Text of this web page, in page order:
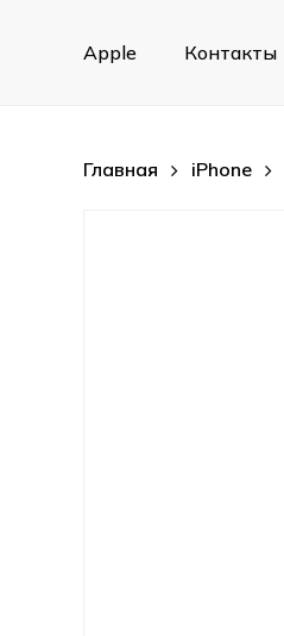
Apple Контакты
Главная iPhone